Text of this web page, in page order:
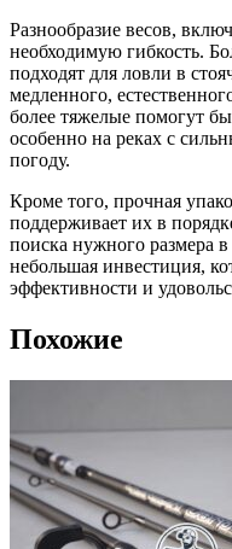
Разнообразие весов,
необходимую гибкость.
подходят для ловли в
медленного,
более тяжелые помогут
особенно на реках с
погоду.
Кроме того, прочная
поддерживает их в
поиска нужного размера
небольшая инвестиция,
эффективности и
Похожие